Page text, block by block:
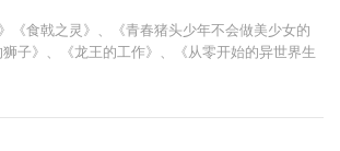
《食戟之灵》、《青春猪头少年不会做美少女的
子》、《龙王的工作》、《从零开始的异世界生